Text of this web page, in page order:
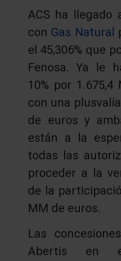
ACS ha llegado
con Gas Natural
el 45,306% que
Fenosa. Ya le
10% por
con una
de euros y
están a la
todas las
proceder a la
de la
MM de euros.
Las
Abertis en